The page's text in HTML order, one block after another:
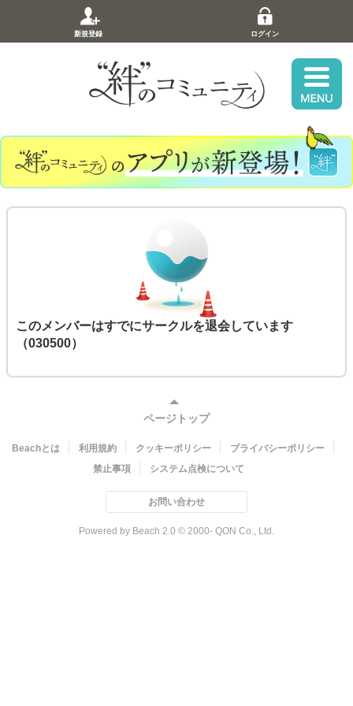
新規登録 ログイン
このメンバーはすでにサークルを退会しています
（030500）
ページトップ
Beachとは 利用規約 クッキーポリシー
プライバシーポリシー
禁止事項
システム点検について
お問い合わせ
Powered by Beach 2.0 © 2000- QON Co., Ltd.